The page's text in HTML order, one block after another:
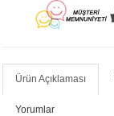
Ürün Açıklaması
Yorumlar